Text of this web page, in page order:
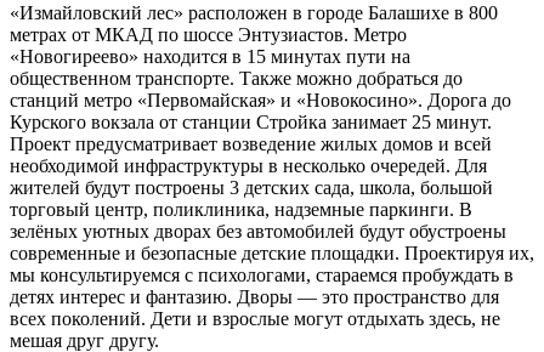
«Измайловский лес» расположен в городе Балашихе в 800
метрах от МКАД по шоссе Энтузиастов. Метро
«Новогиреево» находится в 15 минутах пути на
общественном транспорте. Также можно добраться до
станций метро «Первомайская» и «Новокосино». Дорога до
Курского вокзала от станции Стройка занимает 25 минут.
Проект предусматривает возведение жилых домов и всей
необходимой инфраструктуры в несколько очередей. Для
жителей будут построены 3 детских сада, школа, большой
торговый центр, поликлиника, надземные паркинги. В
зелёных уютных дворах без автомобилей будут обустроены
современные и безопасные детские площадки. Проектируя их,
мы консультируемся с психологами, стараемся пробуждать в
детях интерес и фантазию. Дворы — это пространство для
всех поколений. Дети и взрослые могут отдыхать здесь, не
мешая друг другу.